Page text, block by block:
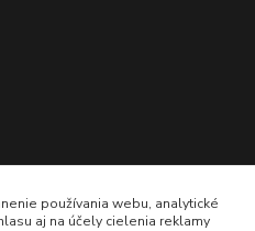
používania webu, analytické
aj na účely cielenia reklamy